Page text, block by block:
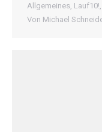
Allgemeines Lauf10!
Von Michael